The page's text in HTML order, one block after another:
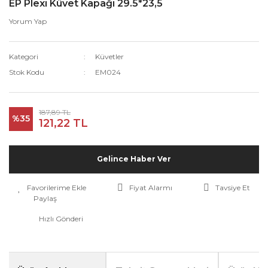
EP Plexi Küvet Kapağı 29.5*23,5
Yorum Yap
Kategori
Küvetler
Stok Kodu
EM024
%35
187,89 TL
121,22 TL
Gelince Haber Ver
Fiyat Alarmı
Tavsiye Et
Paylaş
Hızlı Gönderi